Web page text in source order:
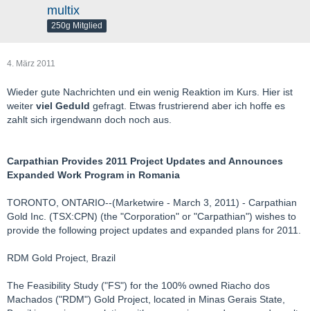
multix
250g Mitglied
4. März 2011
Wieder gute Nachrichten und ein wenig Reaktion im Kurs. Hier ist
weiter viel Geduld gefragt. Etwas frustrierend aber ich hoffe es
zahlt sich irgendwann doch noch aus.
Carpathian Provides 2011 Project Updates and Announces
Expanded Work Program in Romania
TORONTO, ONTARIO--(Marketwire - March 3, 2011) - Carpathian
Gold Inc. (TSX:CPN) (the "Corporation" or "Carpathian") wishes to
provide the following project updates and expanded plans for 2011.
RDM Gold Project, Brazil
The Feasibility Study ("FS") for the 100% owned Riacho dos
Machados ("RDM") Gold Project, located in Minas Gerais State,